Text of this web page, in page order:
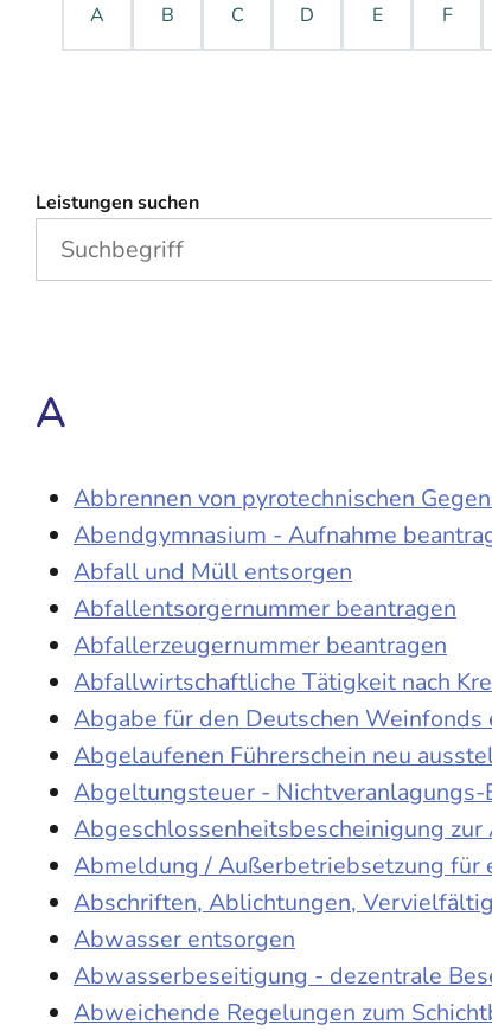
A B C D E F
Leistungen suchen
A
Abbrennen von pyrotechnischen
Abendgymnasium - Aufnahme
Abfall und Müll entsorgen
Abfallentsorgernummer beantragen
Abfallerzeugernummer beantragen
Abfallwirtschaftliche Tätigkeit nach
Abgabe für den Deutschen Weinfonds
Abgelaufenen Führerschein neu
Abgeltungsteuer - Nichtveranlagungs-
Abgeschlossenheitsbescheinigung
Abmeldung / Außerbetriebsetzung für
Abschriften, Ablichtungen,
Abwasser entsorgen
Abwasserbeseitigung - dezentrale
Abweichende Regelungen zum